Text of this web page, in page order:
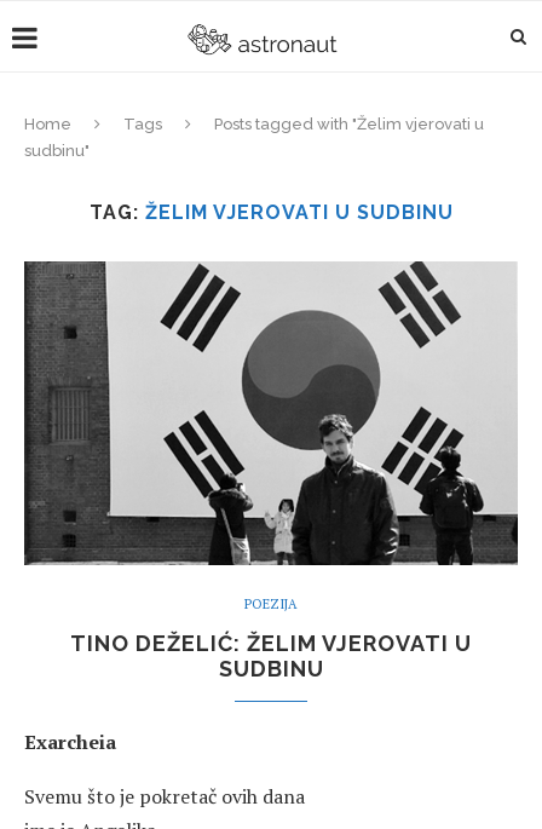
Home Tags
Posts tagged with "Želim vjerovati u
sudbinu"
TAG: ŽELIM VJEROVATI U SUDBINU
POEZIJA
TINO DEŽELIĆ: ŽELIM VJEROVATI U
SUDBINU
Exarcheia
Svemu što je pokretač ovih dana